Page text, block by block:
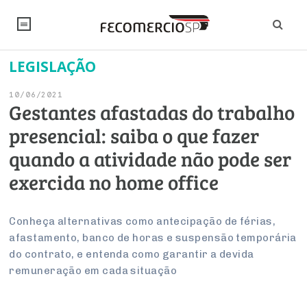
NOTÍCIAS
Artigos
Institucional
Debates Fecomercio-SP
PROJETOS ESPECIAIS:
UM BRASIL
UM BRASIL
Economia
Pesquisas
Brasil
Internacional
Modernização do Estado
Economia Digital
Legislação
Empresas
Arbitragem e Mediação
Reforma Tributária
Varejo
Sustentabilidade
ESG
Últimas Notícias
PESQUISAS
FALE CONOSCO
Sobre
CONSELHOS
Conselho de Turismo
EMPRESAS
LEGISLAÇÃO
10/06/2021
Gestantes afastadas do trabalho
presencial: saiba o que fazer
quando a atividade não pode ser
exercida no home office
Conheça alternativas como antecipação de férias,
afastamento, banco de horas e suspensão temporária
do contrato, e entenda como garantir a devida
remuneração em cada situação